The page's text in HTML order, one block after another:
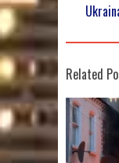
Related